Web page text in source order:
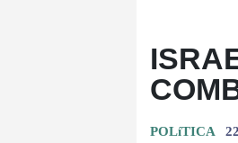
POLíTICA